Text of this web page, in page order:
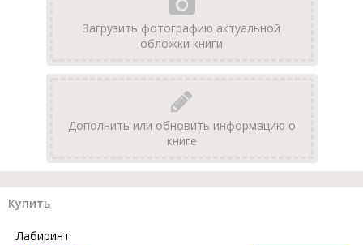
Загрузить фотографию актуальной
обложки книги
Дополнить или обновить информацию о
книге
Купить
Лабиринт